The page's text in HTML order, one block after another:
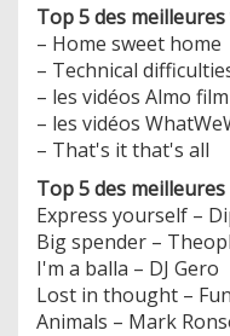
Top 5 des
– Home sweet home
– Technical
– les vidéos Almo film
– les vidéos
– That's it that's all
Top 5 des
Express yourself –
Big spender –
I'm a balla – DJ Gero
Lost in thought –
Animals – Mark